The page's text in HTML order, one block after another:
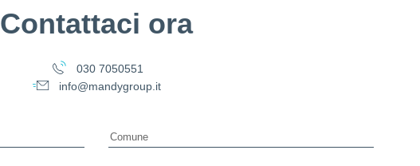
Contattaci ora
030 7050551
info@mandygroup.it